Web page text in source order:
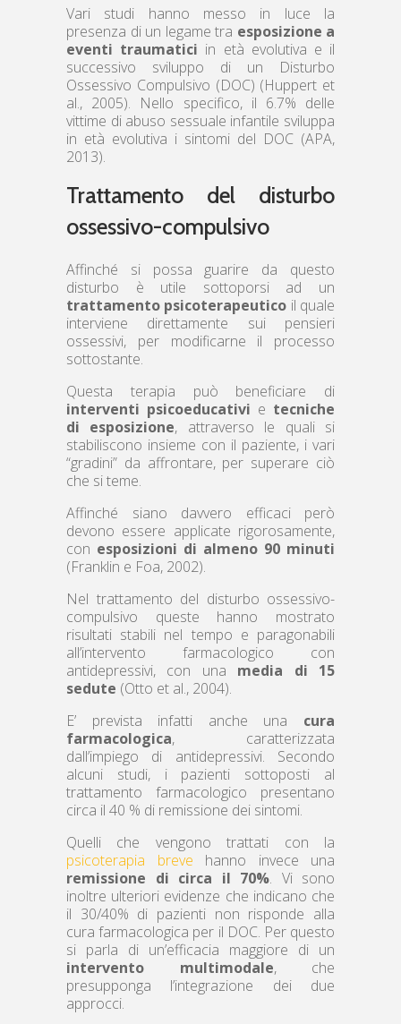
Vari studi hanno messo in luce la
presenza di un legame tra esposizione a
eventi traumatici in età evolutiva e il
successivo sviluppo di un Disturbo
Ossessivo Compulsivo (DOC) (Huppert et
al., 2005). Nello specifico, il 6.7% delle
vittime di abuso sessuale infantile sviluppa
in età evolutiva i sintomi del DOC (APA,
2013).
Trattamento del disturbo
ossessivo-compulsivo
Affinché si possa guarire da questo
disturbo è utile sottoporsi ad un
trattamento psicoterapeutico il quale
interviene direttamente sui pensieri
ossessivi, per modificarne il processo
sottostante.
Questa terapia può beneficiare di
interventi psicoeducativi e tecniche
di esposizione, attraverso le quali si
stabiliscono insieme con il paziente, i vari
“gradini” da affrontare, per superare ciò
che si teme.
Affinché siano davvero efficaci però
devono essere applicate rigorosamente,
con esposizioni di almeno 90 minuti
(Franklin e Foa, 2002).
Nel trattamento del disturbo ossessivo-
compulsivo queste hanno mostrato
risultati stabili nel tempo e paragonabili
all’intervento farmacologico con
antidepressivi, con una media di 15
sedute (Otto et al., 2004).
E’ prevista infatti anche una cura
farmacologica, caratterizzata
dall’impiego di antidepressivi. Secondo
alcuni studi, i pazienti sottoposti al
trattamento farmacologico presentano
circa il 40 % di remissione dei sintomi.
Quelli che vengono trattati con la
psicoterapia breve hanno invece una
remissione di circa il 70%. Vi sono
inoltre ulteriori evidenze che indicano che
il 30/40% di pazienti non risponde alla
cura farmacologica per il DOC. Per questo
si parla di un’efficacia maggiore di un
intervento multimodale, che
presupponga l’integrazione dei due
approcci.